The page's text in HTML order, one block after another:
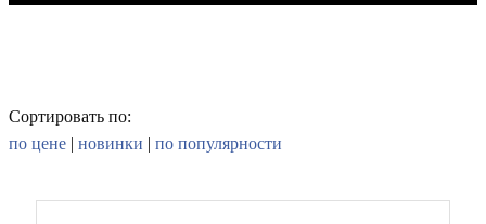
Сортировать по:
по цене | новинки | по популярности